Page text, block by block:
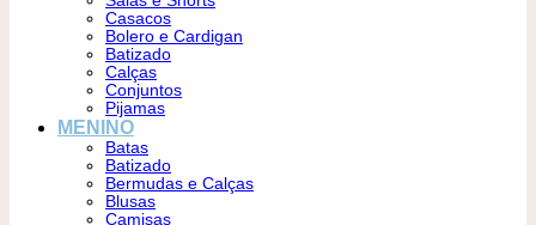
Casacos
Bolero e Cardigan
Batizado
Calças
Conjuntos
Pijamas
MENINO
Batas
Batizado
Bermudas e Calças
Blusas
Camisas